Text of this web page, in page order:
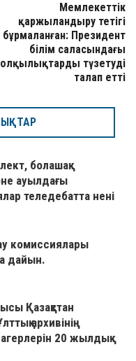
Мемлекеттік
қаржыландыру тетігі
бұрмаланған: Президент
білім саласындағы
олқылықтарды түзетуді
талап етті
болашақ
ауылдағы
теледебатта нені
комиссиялары
дайын.
Қазақстан
архивінің
20 жылдық